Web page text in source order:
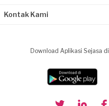
Kontak Kami
Download Aplikasi Sejasa di